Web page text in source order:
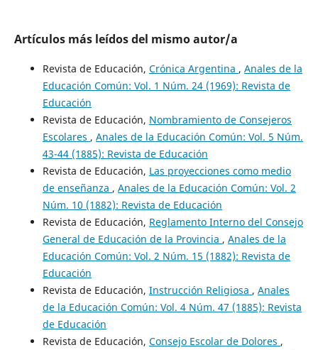
Artículos más leídos del mismo autor/a
Revista de Educación, Crónica Argentina , Anales de la
Educación Común: Vol. 1 Núm. 24 (1969): Revista de
Educación
Revista de Educación, Nombramiento de Consejeros
Escolares , Anales de la Educación Común: Vol. 5 Núm.
43-44 (1885): Revista de Educación
Revista de Educación, Las proyecciones como medio
de enseñanza , Anales de la Educación Común: Vol. 2
Núm. 10 (1882): Revista de Educación
Revista de Educación, Reglamento Interno del Consejo
General de Educación de la Provincia , Anales de la
Educación Común: Vol. 2 Núm. 15 (1882): Revista de
Educación
Revista de Educación, Instrucción Religiosa , Anales
de la Educación Común: Vol. 4 Núm. 47 (1885): Revista
de Educación
Revista de Educación, Consejo Escolar de Dolores ,